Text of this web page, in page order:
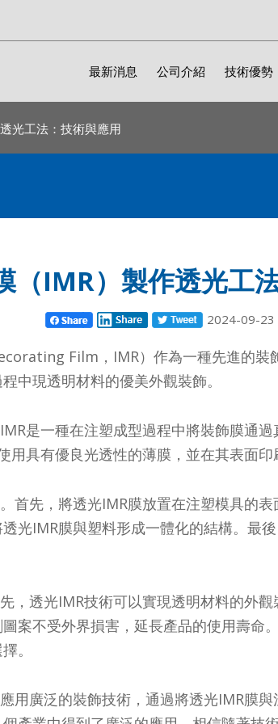
最新消息 公司介紹 技術優勢
光工法：技術與應用
（IMR）製作透光工
2024-09-23
Film，IMR）作為一種先進的裝
中現透明材料的優美外觀裝飾。
是一種在注塑成型過程中將裝飾膜通
具有優良光透性的薄膜，並在其表面印
首先，將透光IMR膜放置在注塑模具的
光IMR膜與塑料形成一體化的結構。最
，透光IMR技術可以實現透明材料的外
案不受外界損害，延長產品的使用壽命
。
用廣泛的裝飾技術，通過將透光IMR膜